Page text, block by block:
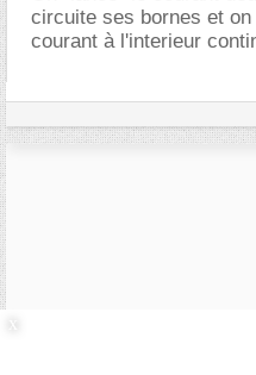
circuite ses bornes et
courant à l'interieur